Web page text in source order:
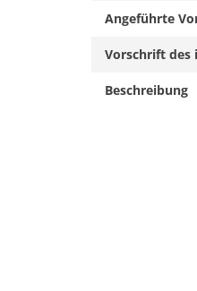
Angeführte
Vorschrift des
Beschreibung